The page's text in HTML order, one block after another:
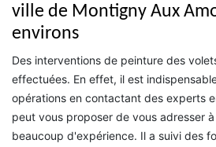
ville de Montigny Aux
environs
Des interventions de peinture des
effectuées. En effet, il est
opérations en contactant des experts
peut vous proposer de vous adresser
beaucoup d'expérience. Il a suivi des